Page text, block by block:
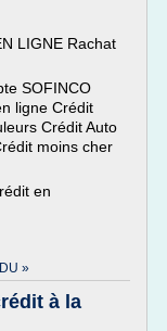
LIGNE Rachat
SOFINCO
ligne Crédit
Crédit Auto
moins cher
en
»
à la